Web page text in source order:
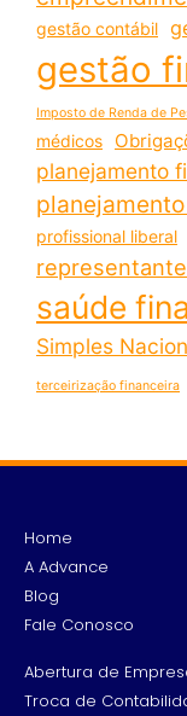
gestão contábil
gestão
Imposto de Renda de
médicos
planejamento
profissional liberal
saúde
Simples
terceirização financeira
Home
A Advance
Blog
Fale Conosco
Abertura de
Troca de